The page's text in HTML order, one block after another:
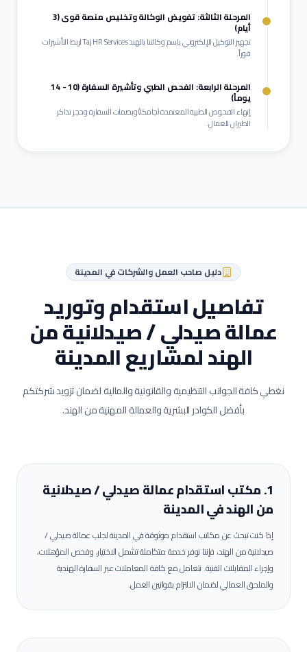
المرحلة الثالثة: تفويض الوكالة وتخليص منصة قوى (3
أيام)
تجهيز التوكيل الإلكتروني باسم وكالتنا بالهند Taj HR Services لربط التأشيرات
فوراً.
المرحلة الرابعة: الفحص الطبي وتأشيرة السفارة (10 - 14
يوماً)
إنهاء الفحوص الطبية المعتمدة (جامكا) وبصمات السفارة وحجز تذاكر
الطيران للعمال.
دليل صاحب العمل والشركات في المدينة
تفاصيل استقدام وتوريد
عمالةصيدلي / صيدلانيةمن
الهند لمشاريعالمدينة
نغطي كافة الجوانب التنظيمية والقانونية والمالية لضمان تزويد شركتكم
بأفضل الكوادر البشرية والعمالة المهنية من الهند.
1. مكتب استقدام عمالة
صيدلي / صيدلانية
من الهند فيالمدينة
إذا كنت تبحث عن مكاتب استقدام موثوقة فيالمدينةلجلب عمالةصيدلي /
صيدلانيةمن الهند، فإننا نوفر خدمة متكاملة تشمل الاختيار، وفحص المؤهلات،
وإجراء المقابلات الفنية. نتعامل مع كافة المعاملات عبر السفارة الهندية
والملحق العمالي لضمان الالتزام بقوانين العمل.